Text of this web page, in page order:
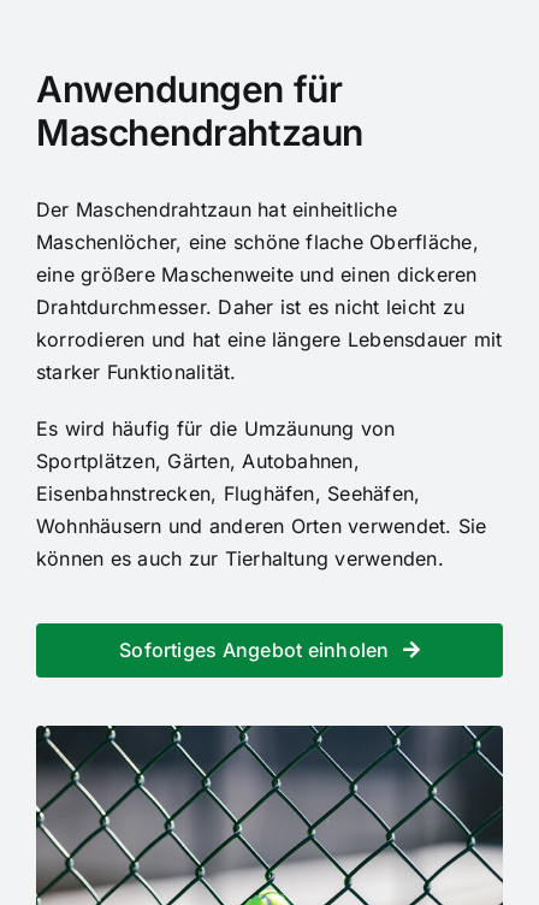
Anwendungen für
Maschendrahtzaun
Der Maschendrahtzaun hat einheitliche
Maschenlöcher, eine schöne flache Oberfläche,
eine größere Maschenweite und einen dickeren
Drahtdurchmesser. Daher ist es nicht leicht zu
korrodieren und hat eine längere Lebensdauer mit
starker Funktionalität.
Es wird häufig für die Umzäunung von
Sportplätzen, Gärten, Autobahnen,
Eisenbahnstrecken, Flughäfen, Seehäfen,
Wohnhäusern und anderen Orten verwendet. Sie
können es auch zur Tierhaltung verwenden.
Sofortiges Angebot einholen